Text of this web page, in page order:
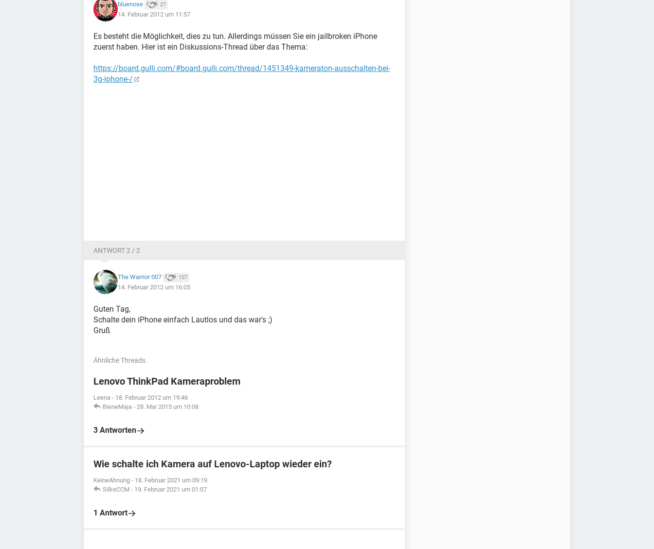
bluenose 27
14. Februar 2012 um 11:57
Es besteht die Möglichkeit, dies zu tun. Allerdings müssen Sie ein jailbroken iPhone
zuerst haben. Hier ist ein Diskussions-Thread über das Thema:
https://board.gulli.com/#board.gulli.com/thread/1451349-kameraton-ausschalten-bei-
3g-iphone-/
ANTWORT 2 / 2
The Warrior 007 157
14. Februar 2012 um 16:05
Guten Tag,
Schalte dein iPhone einfach Lautlos und das war's ;)
Gruß
Ähnliche Threads
Lenovo ThinkPad Kameraproblem
Leena - 18. Februar 2012 um 19:46
BieneMaja - 28. Mai 2015 um 10:08
3 Antworten
Wie schalte ich Kamera auf Lenovo-Laptop wieder ein?
KeineAhnung - 18. Februar 2021 um 09:19
SilkeCCM - 19. Februar 2021 um 01:07
1 Antwort